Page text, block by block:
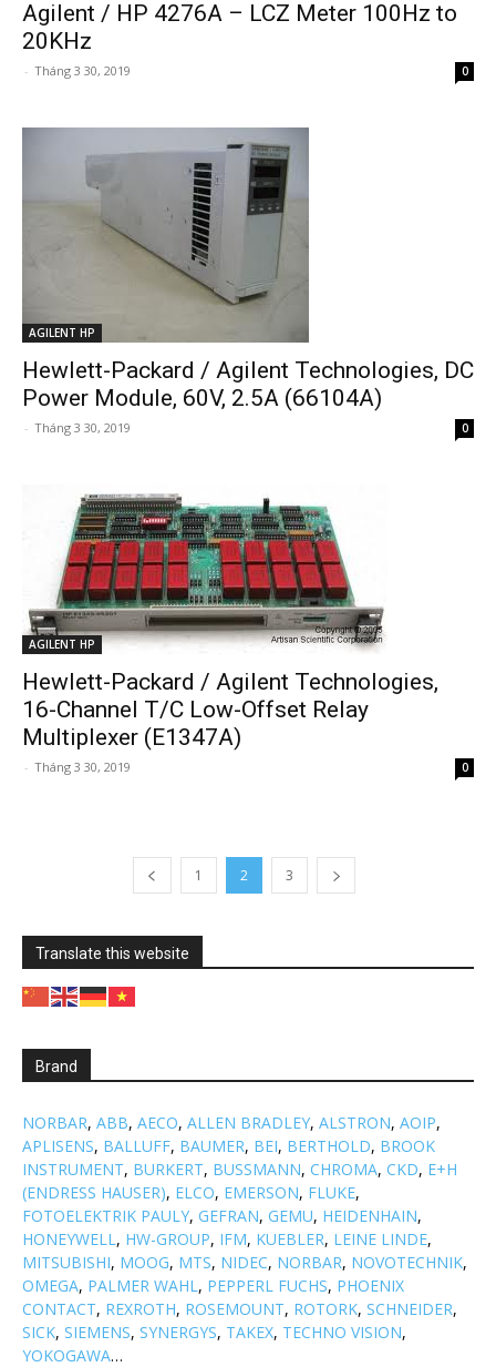
Agilent / HP 4276A – LCZ Meter 100Hz to
20KHz
- Tháng 3 30, 2019 0
AGILENT HP
Hewlett-Packard / Agilent Technologies, DC
Power Module, 60V, 2.5A (66104A)
- Tháng 3 30, 2019 0
AGILENT HP
Hewlett-Packard / Agilent Technologies,
16-Channel T/C Low-Offset Relay
Multiplexer (E1347A)
- Tháng 3 30, 2019 0
1 2 3
Translate this website
Brand
NORBAR, ABB, AECO, ALLEN BRADLEY, ALSTRON, AOIP,
APLISENS, BALLUFF, BAUMER, BEI, BERTHOLD, BROOK
INSTRUMENT, BURKERT, BUSSMANN, CHROMA, CKD, E+H
(ENDRESS HAUSER), ELCO, EMERSON, FLUKE,
FOTOELEKTRIK PAULY, GEFRAN, GEMU, HEIDENHAIN,
HONEYWELL, HW-GROUP, IFM, KUEBLER, LEINE LINDE,
MITSUBISHI, MOOG, MTS, NIDEC, NORBAR, NOVOTECHNIK,
OMEGA, PALMER WAHL, PEPPERL FUCHS, PHOENIX
CONTACT, REXROTH, ROSEMOUNT, ROTORK, SCHNEIDER,
SICK, SIEMENS, SYNERGYS, TAKEX, TECHNO VISION,
YOKOGAWA…